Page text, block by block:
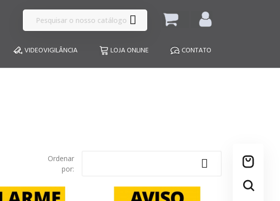

VIDEOVIGILÂNCIA LOJA ONLINE CONTATO
Ordenar
por:
